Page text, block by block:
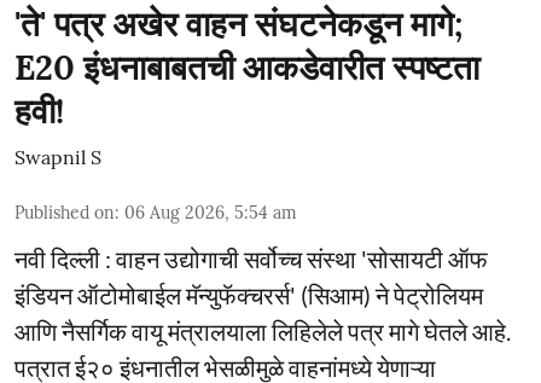
'ते' पत्र अखेर वाहन संघटनेकडून मागे;
E20 इंधनाबाबतची आकडेवारीत स्पष्टता
हवी!
Swapnil S
Published on: 06 Aug 2026, 5:54 am
नवी दिल्ली : वाहन उद्योगाची सर्वोच्च संस्था 'सोसायटी ऑफ
इंडियन ऑटोमोबाईल मॅन्युफॅक्चरर्स' (सिआम) ने पेट्रोलियम
आणि नैसर्गिक वायू मंत्रालयाला लिहिलेले पत्र मागे घेतले आहे.
पत्रात ई२० इंधनातील भेसळीमुळे वाहनांमध्ये येणाऱ्या